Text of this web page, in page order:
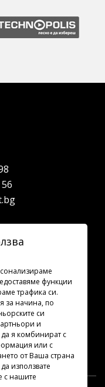
- 19:30
ни
функции
трафика си.
за начина, по
си
и
я комбинират с
или с
от Ваша страна
използвате
с нашите